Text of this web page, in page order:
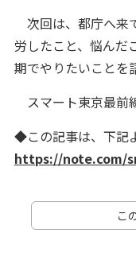
次回は、都庁へ来
労したこと、悩んだ
期でやりたいことを
スマート東京最前
◆この記事は、下記
https://note.com/
こ